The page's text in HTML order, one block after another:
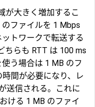
が大きく増加するこ
ファイルを 1 Mbps
トワークで転送する
ちらも RTT は 100 ms
う場合は 1 MB のフ
間が必要になり、レ
送信される。これに
ける 1 MB のファイ